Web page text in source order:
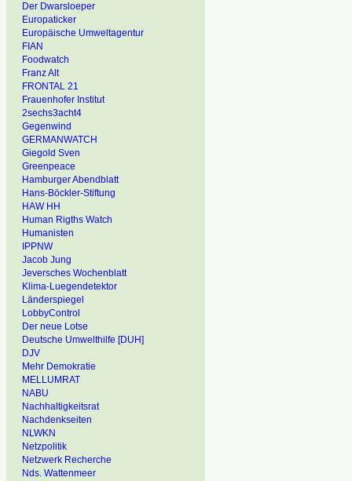
Der Dwarsloeper
Europaticker
Europäische Umweltagentur
FIAN
Foodwatch
Franz Alt
FRONTAL 21
Frauenhofer Institut
2sechs3acht4
Gegenwind
GERMANWATCH
Giegold Sven
Greenpeace
Hamburger Abendblatt
Hans-Böckler-Stiftung
HAW HH
Human Rigths Watch
Humanisten
IPPNW
Jacob Jung
Jeversches Wochenblatt
Klima-Luegendetektor
Länderspiegel
LobbyControl
Der neue Lotse
Deutsche Umwelthilfe [DUH]
DJV
Mehr Demokratie
MELLUMRAT
NABU
Nachhaltigkeitsrat
Nachdenkseiten
NLWKN
Netzpolitik
Netzwerk Recherche
Nds. Wattenmeer